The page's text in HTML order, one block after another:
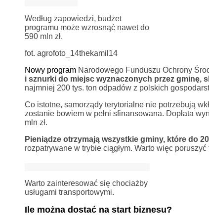
Według zapowiedzi, budżet
programu może wzrosnąć nawet do
590 mln zł.
fot. agrofoto_14thekamil14
Nowy programNarodowego Funduszu Ochrony
i sznurki do miejsc wyznaczonych przez gminę,
najmniej 200 tys. ton odpadów z polskich
Co istotne, samorządy terytorialne nie potrzebują
zostanie bowiem w pełni sfinansowana. Dopłata
mln zł.
Pieniądze otrzymają wszystkie gminy, które do
rozpatrywane w trybie ciągłym. Warto więc
Warto zainteresować się chociażby
usługami transportowymi.
Ile można dostać na start biznesu?